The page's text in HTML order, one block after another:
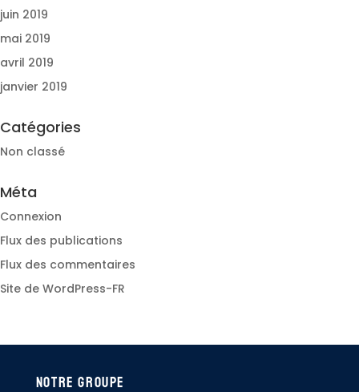
juin 2019
mai 2019
avril 2019
janvier 2019
Catégories
Non classé
Méta
Connexion
Flux des publications
Flux des commentaires
Site de WordPress-FR
Notre Groupe